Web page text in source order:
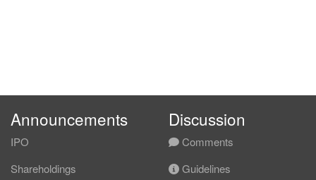
Announcements
IPO
Shareholdings
Discussion
Comments
Guidelines